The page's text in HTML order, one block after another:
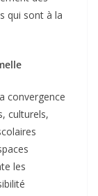
qui sont à la
convergence
culturels,
les